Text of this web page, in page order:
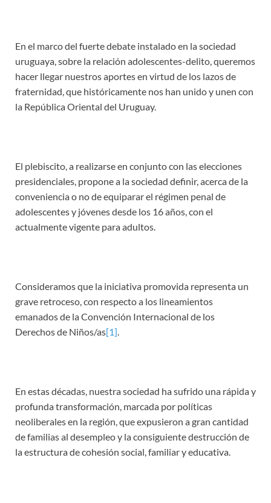
En el marco del fuerte debate instalado en la sociedad
uruguaya, sobre la relación adolescentes-delito, queremos
hacer llegar nuestros aportes en virtud de los lazos de
fraternidad, que históricamente nos han unido y unen con
la República Oriental del Uruguay.
El plebiscito, a realizarse en conjunto con las elecciones
presidenciales, propone a la sociedad definir, acerca de la
conveniencia o no de equiparar el régimen penal de
adolescentes y jóvenes desde los 16 años, con el
actualmente vigente para adultos.
Consideramos que la iniciativa promovida representa un
grave retroceso, con respecto a los lineamientos
emanados de la Convención Internacional de los
Derechos de Niños/as[1].
En estas décadas, nuestra sociedad ha sufrido una rápida y
profunda transformación, marcada por políticas
neoliberales en la región, que expusieron a gran cantidad
de familias al desempleo y la consiguiente destrucción de
la estructura de cohesión social, familiar y educativa.